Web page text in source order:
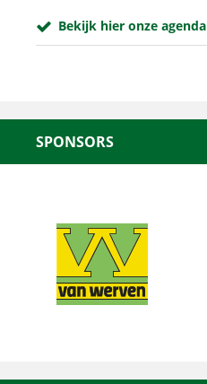
Bekijk hier onze agenda
SPONSORS